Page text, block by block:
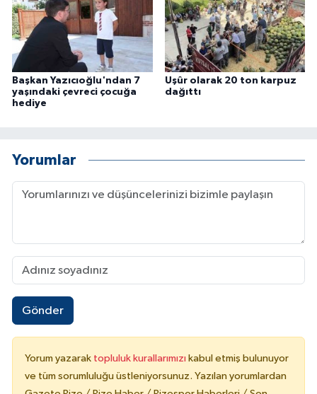
Başkan Yazıcıoğlu'ndan 7
yaşındaki çevreci çocuğa
hediye
Uşûr olarak 20 ton karpuz
dağıttı
Yorumlar
Gönder
Yorum yazarak topluluk kurallarımızı kabul etmiş bulunuyor
ve tüm sorumluluğu üstleniyorsunuz. Yazılan yorumlardan